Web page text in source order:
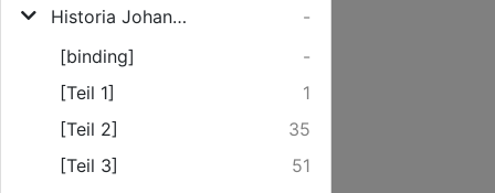
Historia Johannis Bantschowenn unde Hernn Hinrici van Haren
-
[binding]
-
[Teil 1]
1
[Teil 2]
35
[Teil 3]
51